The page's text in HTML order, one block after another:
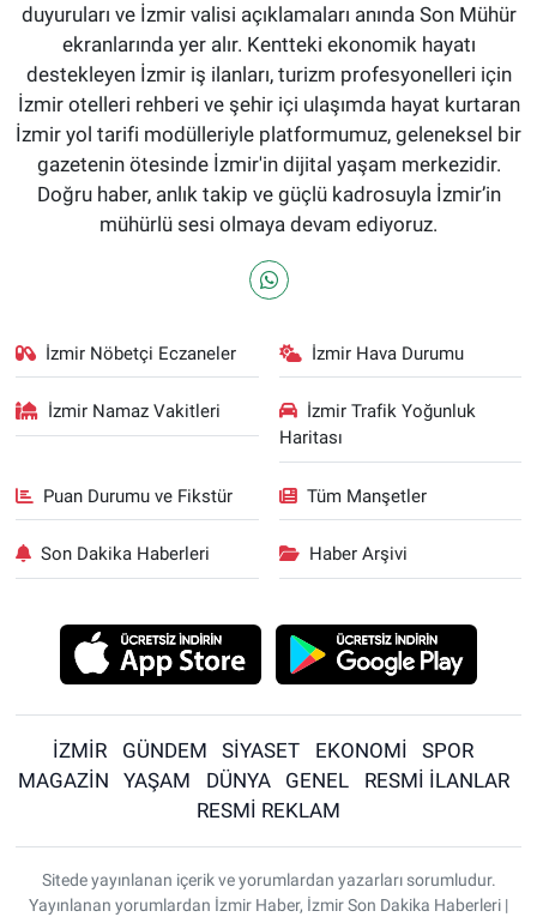
duyuruları ve İzmir valisi açıklamaları anında Son Mühür
ekranlarında yer alır. Kentteki ekonomik hayatı
destekleyen İzmir iş ilanları, turizm profesyonelleri için
İzmir otelleri rehberi ve şehir içi ulaşımda hayat kurtaran
İzmir yol tarifi modülleriyle platformumuz, geleneksel bir
gazetenin ötesinde İzmir'in dijital yaşam merkezidir.
Doğru haber, anlık takip ve güçlü kadrosuyla İzmir’in
mühürlü sesi olmaya devam ediyoruz.
İzmir Nöbetçi Eczaneler İzmir Hava Durumu
İzmir Namaz Vakitleri
İzmir Trafik Yoğunluk
Haritası
Puan Durumu ve Fikstür Tüm Manşetler
Son Dakika Haberleri Haber Arşivi
İZMİR GÜNDEM SİYASET EKONOMİ
SPOR
MAGAZİN
YAŞAM DÜNYA GENEL
RESMİ İLANLAR
RESMİ REKLAM
Sitede yayınlanan içerik ve yorumlardan yazarları sorumludur.
Yayınlanan yorumlardan İzmir Haber, İzmir Son Dakika Haberleri |